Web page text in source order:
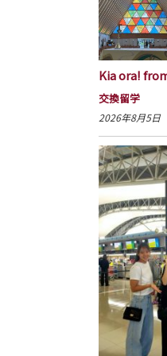
Kia ora!
交換留学
2026年8月5日